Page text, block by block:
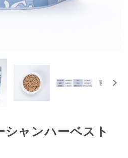
シャンハーベスト